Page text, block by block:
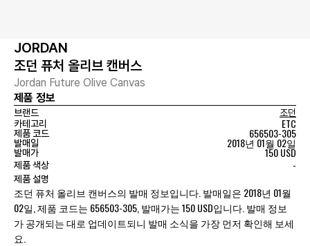
JORDAN
조던 퓨처 올리브 캔버스
Jordan Future Olive Canvas
제품 정보
브랜드
조던
카테고리
ETC
제품 코드 656503-305
발매일 2018년 01월 02일
발매가 150 USD
제품 색상 -
제품 설명
조던 퓨처 올리브 캔버스의 발매 정보입니다. 발매일은 2018년 01월
02일, 제품 코드는 656503-305, 발매가는 150 USD입니다. 발매 정보
가 공개되는 대로 업데이트되니 발매 소식을 가장 먼저 확인해 보세
요.